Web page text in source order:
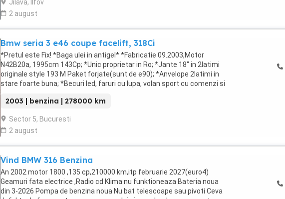
Jilava, Ilfov
2 august
Bmw seria 3 e46 coupe facelift, 318Ci
*Pretul este Fix! *Baga ulei in antigel* *Fabricatie 09.2003,Motor
N42B20a, 1995cm 143Cp; *Unic proprietar in Ro; *Jante 18" in 2latimi
originale style 193 M Paket forjate(sunt de e90); *Anvelope 2latimi in
stare foarte buna; *Becuri led, faruri cu lupa, volan sport cu comenzi si
2003 | benzina | 278000 km
Sector 5, Bucuresti
2 august
Vind BMW 316 Benzina
An 2002 motor 1800 ,135 cp,210000 km,itp februarie 2027(euro4)
Geamuri fata electrice ,Radio cd Klima nu funktioneaza Bateria noua
din 3-2026 Pompa de benzina noua Nu bat telescoape sau pivoti Ceva